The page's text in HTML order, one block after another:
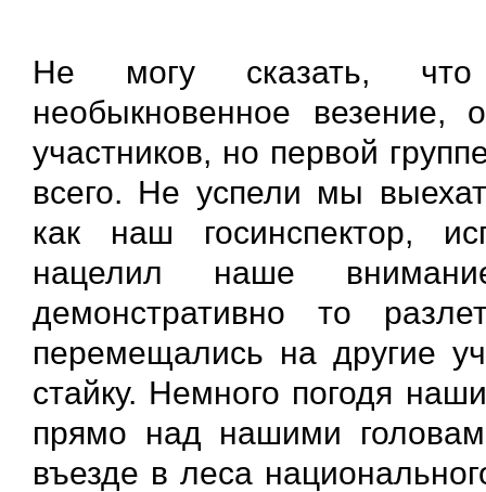
Не могу сказать, что
необыкновенное
участников, но первой
всего. Не успели мы
как наш госинспектор,
нацелил наше
демонстративно то
перемещались на другие
стайку. Немного погодя
прямо над нашими
въезде в леса